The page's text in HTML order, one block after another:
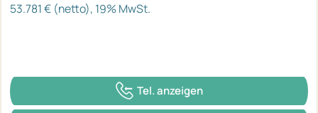
53.781 € (netto), 19% MwSt.
Tel. anzeigen